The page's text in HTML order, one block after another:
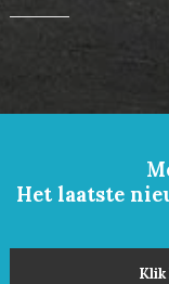
Het laatste
Klik